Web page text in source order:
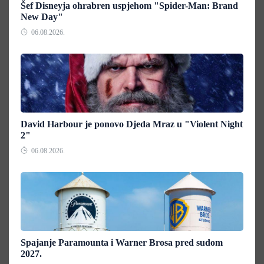
Šef Disneyja ohrabren uspjehom "Spider-Man: Brand
New Day"
06.08.2026.
David Harbour je ponovo Djeda Mraz u "Violent Night
2"
06.08.2026.
Spajanje Paramounta i Warner Brosa pred sudom
2027.